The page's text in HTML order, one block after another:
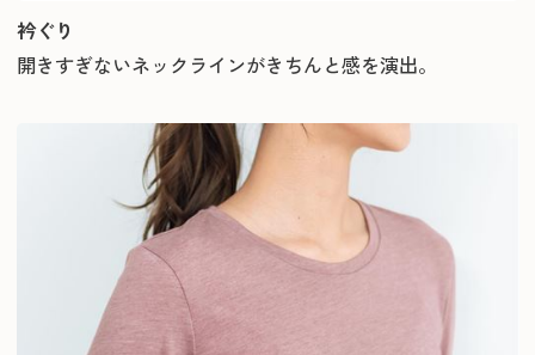
衿ぐり
開きすぎないネックラインがきちんと感を演出。